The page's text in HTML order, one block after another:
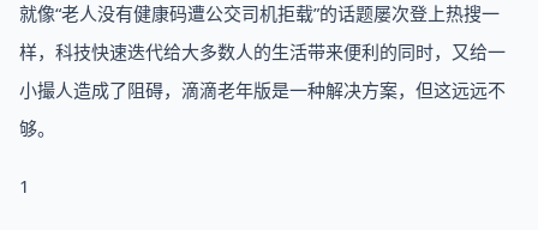
就像“老人没有健康码遭公交司机拒载”的话题屡次登上热搜一
样，科技快速迭代给大多数人的生活带来便利的同时，又给一
小撮人造成了阻碍，滴滴老年版是一种解决方案，但这远远不
够。
1